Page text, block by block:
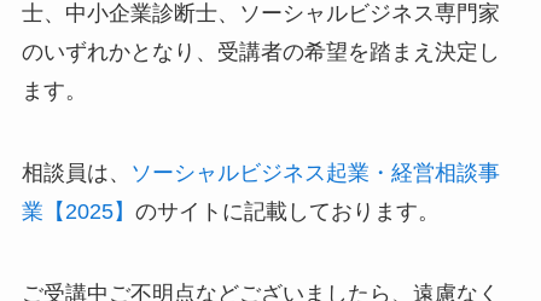
士、中小企業診断士、ソーシャルビジネス専門家
のいずれかとなり、受講者の希望を踏まえ決定し
ます。
相談員は、
ソーシャルビジネス起業・経営相談事
業【2025】 のサイトに記載しております。
ご受講中ご不明点などございましたら、遠慮なく